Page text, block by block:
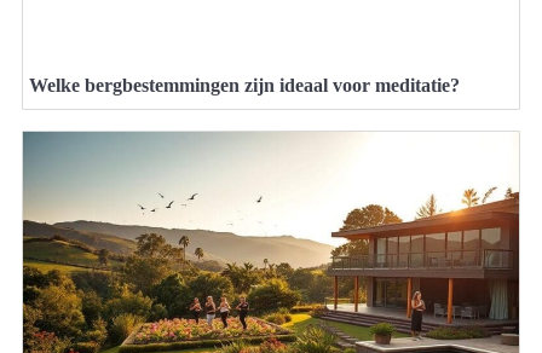
Welke bergbestemmingen zijn ideaal voor meditatie?